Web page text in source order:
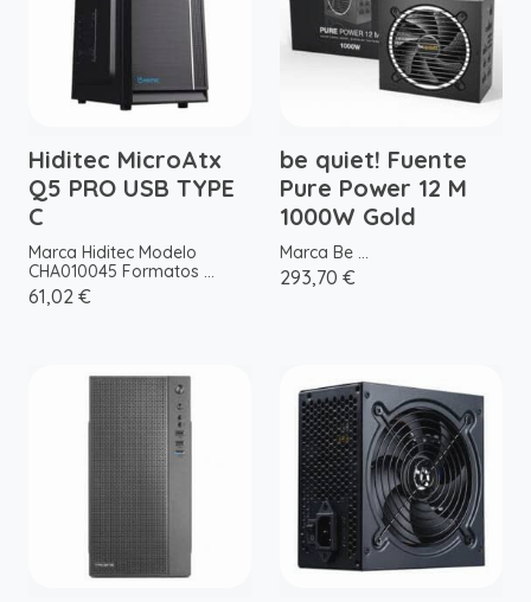
Hiditec MicroAtx
Q5 PRO USB TYPE
C
Marca Hiditec Modelo
CHA010045 Formatos ...
61,02 €
be quiet! Fuente
Pure Power 12 M
1000W Gold
Marca Be ...
293,70 €